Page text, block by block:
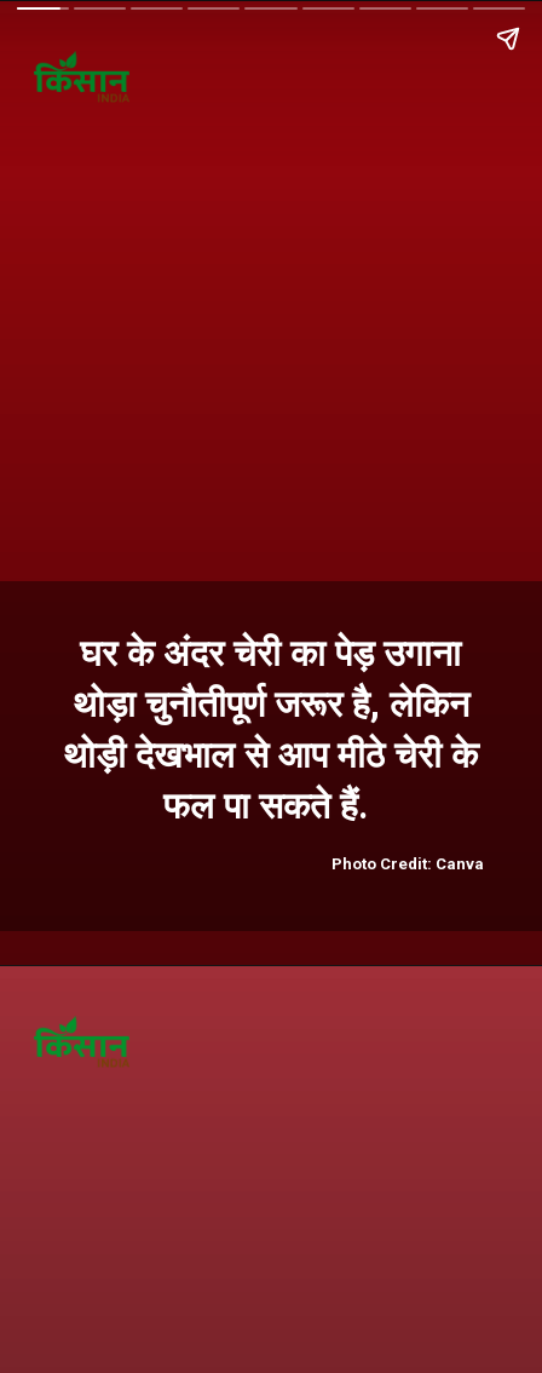
घर के अंदर चेरी का पेड़ उगाना
थोड़ा चुनौतीपूर्ण जरूर है, लेकिन
थोड़ी देखभाल से आप मीठे चेरी के
फल पा सकते हैं.
Photo Credit: Canva